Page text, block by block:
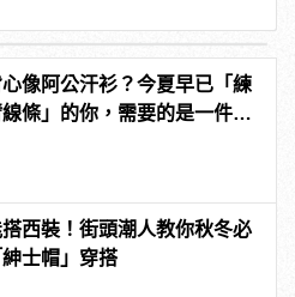
像阿公汗衫？今夏早已「練
條」的你，需要的是一件
西裝！街頭潮人教你秋冬必
士帽」穿搭